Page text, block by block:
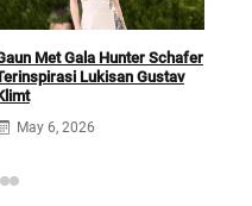
Met Gala Hunter Schafer
Lukisan Gustav
May 6, 2026